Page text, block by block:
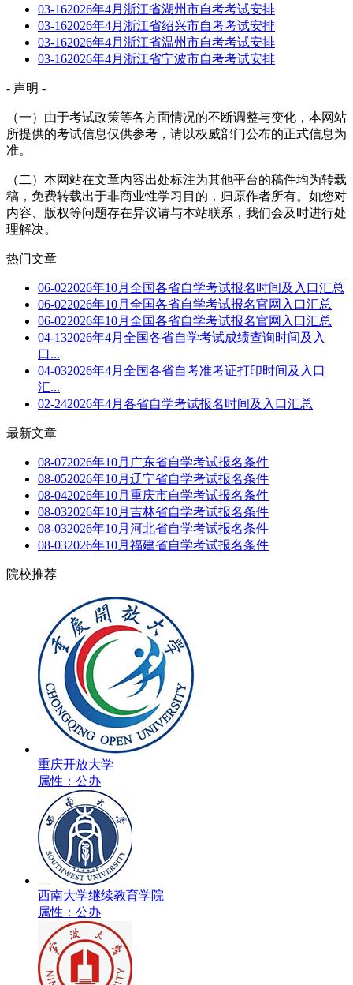
03-162026年4月浙江省湖州市自考考试安排
03-162026年4月浙江省绍兴市自考考试安排
03-162026年4月浙江省温州市自考考试安排
03-162026年4月浙江省宁波市自考考试安排
- 声明 -
（一）由于考试政策等各方面情况的不断调整与变化，本网站
所提供的考试信息仅供参考，请以权威部门公布的正式信息为
准。
（二）本网站在文章内容出处标注为其他平台的稿件均为转载
稿，免费转载出于非商业性学习目的，归原作者所有。如您对
内容、版权等问题存在异议请与本站联系，我们会及时进行处
理解决。
热门文章
06-022026年10月全国各省自学考试报名时间及入口汇总
06-022026年10月全国各省自学考试报名官网入口汇总
06-022026年10月全国各省自学考试报名官网入口汇总
04-132026年4月全国各省自学考试成绩查询时间及入
口...
04-032026年4月全国各省自考准考证打印时间及入口
汇...
02-242026年4月各省自学考试报名时间及入口汇总
最新文章
08-072026年10月广东省自学考试报名条件
08-052026年10月辽宁省自学考试报名条件
08-042026年10月重庆市自学考试报名条件
08-032026年10月吉林省自学考试报名条件
08-032026年10月河北省自学考试报名条件
08-032026年10月福建省自学考试报名条件
院校推荐
重庆开放大学
属性：公办
西南大学继续教育学院
属性：公办